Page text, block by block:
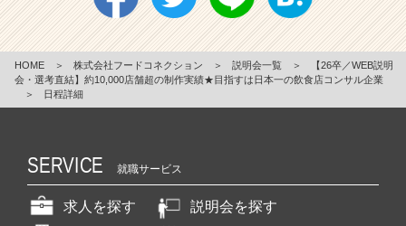
HOME ＞ 株式会社フードコネクション ＞ 説明会一覧 ＞
【26卒／WEB説明
会・選考直結】約10,000店舗超の制作実績★目指すは日本一の飲食店コンサル企業
＞
日程詳細
SERVICE 就職サービス
求人を探す
説明会を探す